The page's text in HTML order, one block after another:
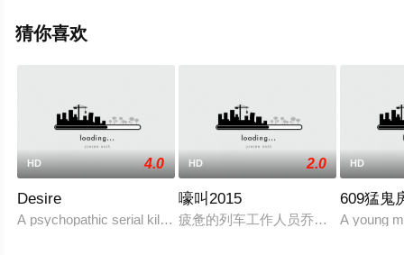
尚
猜你喜欢
HD 4.0
Desire
A psychopathic serial killer dumps a
HD 2.0
嚎叫2015
疲惫的列车工作人员乔（爱德华·斯
HD
609猛鬼
A young